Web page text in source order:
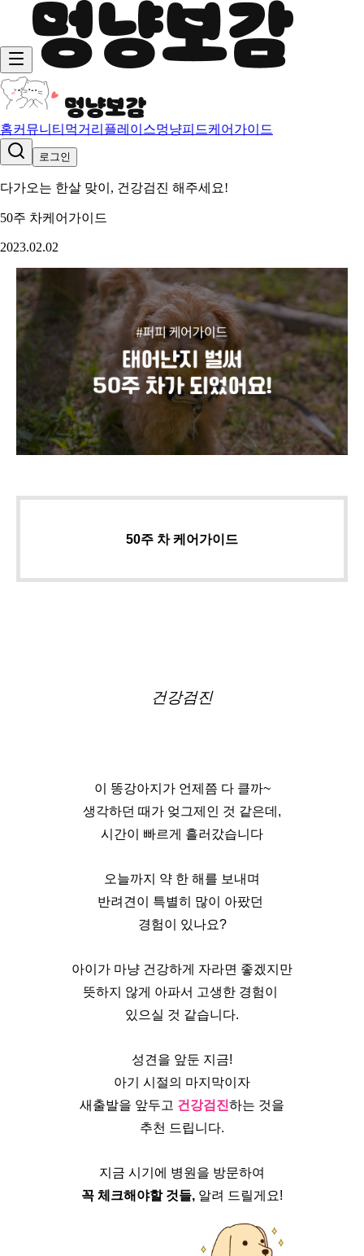
홈커뮤니티 먹거리 플레이스멍냥피드케어가이드
로그인
다가오는 한살 맞이, 건강검진 해주세요!
50주 차케어가이드
2023.02.02
50주 차 케어가이드
건강검진
이 똥강아지가 언제쯤 다 클까~
생각하던 때가 엊그제인 것 같은데,
시간이 빠르게 흘러갔습니다
오늘까지 약 한 해를 보내며
반려견이 특별히 많이 아팠던
경험이 있나요?
아이가 마냥 건강하게 자라면 좋겠지만
뜻하지 않게 아파서 고생한 경험이
있으실 것 같습니다.
성견을 앞둔 지금!
아기 시절의 마지막이자
새출발을 앞두고 건강검진하는 것을
추천 드립니다.
지금 시기에 병원을 방문하여
꼭 체크해야할 것들, 알려 드릴게요!